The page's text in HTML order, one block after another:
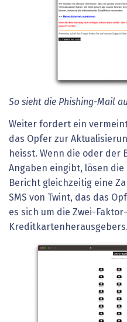
So sieht die Phishing-Mail
Weiter fordert ein
das Opfer zur
heisst. Wenn die oder der
Angaben eingibt, lösen
Bericht gleichzeitig eine
SMS von Twint, das das
es sich um die Zwei-
Kreditkartenherausgebers.